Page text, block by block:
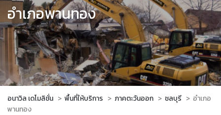
อำเภอพานทอง
อนาวิล เดโมลิชั่น > พื้นที่ให้บริการ > ภาคตะวันออก > ชลบุรี > อำเภอ
พานทอง